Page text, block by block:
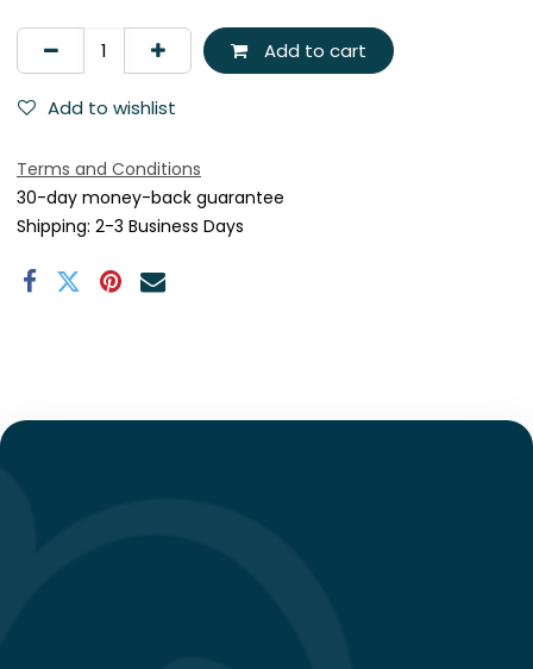
Add to cart
Add to wishlist
Terms and Conditions
30-day money-back guarantee
Shipping: 2-3 Business Days